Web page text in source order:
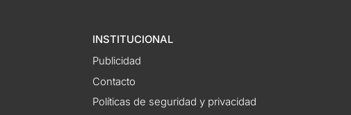
INSTITUCIONAL
Publicidad
Contacto
Políticas de seguridad y privacidad